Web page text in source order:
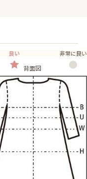
良い 非常に良い
背面図